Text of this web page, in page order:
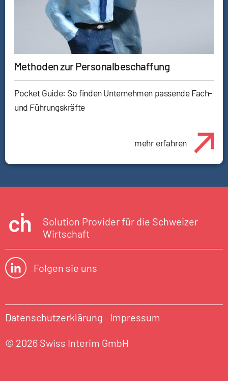
Methoden zur Personalbeschaffung
Pocket Guide: So finden Unternehmen passende Fach-
und Führungskräfte
mehr erfahren
Solution Provider für die Schweizer
Wirtschaft
Folgen sie uns
Datenschutzerklärung Impressum
© 2026 Swiss Interim GmbH